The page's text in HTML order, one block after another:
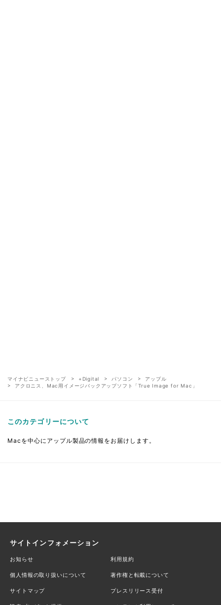
マイナビニューストップ +Digital パソコン
アップル
アクロニス、Mac用イメージバックアップソフト「True Image for Mac」
このカテゴリーについて
Macを中心にアップル製品の情報をお届けします。
サイトインフォメーション
お知らせ 利用規約
個人情報の取り扱いについて 著作権と転載について
サイトマップ プレスリリース受付